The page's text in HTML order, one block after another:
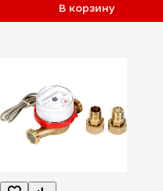
В корзину